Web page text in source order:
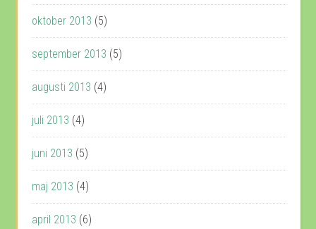
oktober 2013 (5)
september 2013 (5)
augusti 2013 (4)
juli 2013 (4)
juni 2013 (5)
maj 2013 (4)
april 2013 (6)